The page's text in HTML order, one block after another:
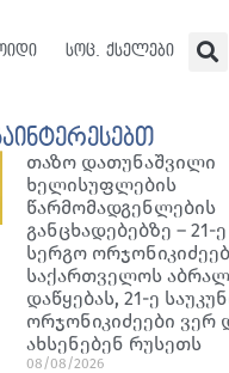
სოც. ქსელები
თაზო დათუნაშვილი
ხელისუფლების
წარმომადგენლების
განცხადებებზე – 21-
სერგო
საქართველოს
დაწყებას, 21-ე
ორჯონიკიძეები ვერ
ახსენებენ რუსეთს
08/08/2026